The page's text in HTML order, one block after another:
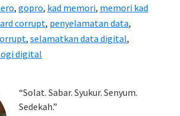
, gopro, kad memori, memori kad
corrupt, penyelamatan data,
, selamatkan data digital,
digital
“Solat. Sabar. Syukur. Senyum.
Sedekah.”